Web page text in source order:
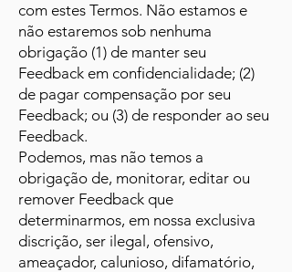
com estes Termos. Não estamos e
não estaremos sob nenhuma
obrigação (1) de manter seu
Feedback em confidencialidade; (2)
de pagar compensação por seu
Feedback; ou (3) de responder ao seu
Feedback.
Podemos, mas não temos a
obrigação de, monitorar, editar ou
remover Feedback que
determinarmos, em nossa exclusiva
discrição, ser ilegal, ofensivo,
ameaçador, calunioso, difamatório,